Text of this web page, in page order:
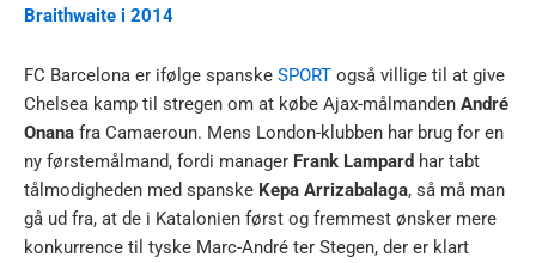
Braithwaite i 2014
FC Barcelona er ifølge spanske SPORT også villige til at give
Chelsea kamp til stregen om at købe Ajax-målmanden André
Onana fra Camaeroun. Mens London-klubben har brug for en
ny førstemålmand, fordi manager Frank Lampard har tabt
tålmodigheden med spanske Kepa Arrizabalaga, så må man
gå ud fra, at de i Katalonien først og fremmest ønsker mere
konkurrence til tyske Marc-André ter Stegen, der er klart